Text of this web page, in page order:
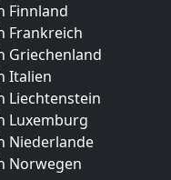
Finnland
Frankreich
Griechenland
Italien
Liechtenstein
Luxemburg
Niederlande
Norwegen